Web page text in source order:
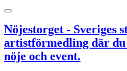
Nöjestorget - Sveriges
artistförmedling där
nöje och event.